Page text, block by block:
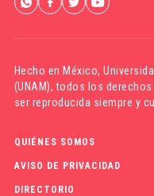
Hecho en México,
(UNAM), todos los derechos
ser reproducida siempre y
QUIÉNES SOMOS
AVISO DE PRIVACIDAD
DIRECTORIO